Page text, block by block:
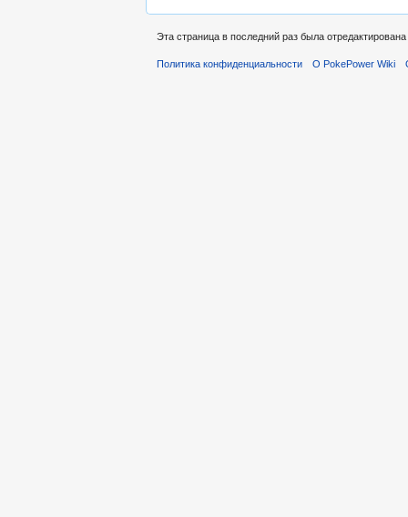
Эта страница в последний раз была
Политика конфиденциальности О PokePower Wiki